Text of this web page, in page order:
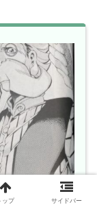
ップ サイドバー